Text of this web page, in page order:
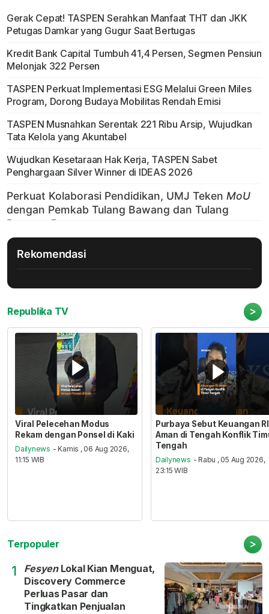
Gerak Cepat! TASPEN Serahkan Manfaat THT dan JKK
Petugas Damkar yang Gugur Saat Bertugas
Kredit Bank Capital Tumbuh 41,4 Persen, Segmen Pensiun
Melonjak 322 Persen
TASPEN Perkuat Implementasi ESG Melalui Green Miles
Program, Dorong Budaya Mobilitas Rendah Emisi
TASPEN Musnahkan Serentak 221 Ribu Arsip, Wujudkan
Tata Kelola yang Akuntabel
Wujudkan Kesetaraan Hak Kerja, TASPEN Sabet
Penghargaan Silver Winner di IDEAS 2026
Rekomendasi
Republika TV >
Viral Pelecehan Modus
Rekam dengan Ponsel di Kaki
Dailynews - Kamis , 06 Aug 2026,
11:15 WIB
Purbaya Sebut Keuangan RI
Aman di Tengah Konflik
Tengah
Dailynews - Rabu , 05 Aug 2026,
23:15 WIB
Terpopuler >
1 FesyenLokal Kian Menguat,
Discovery Commerce
Perluas Pasar dan
Tingkatkan Penjualan